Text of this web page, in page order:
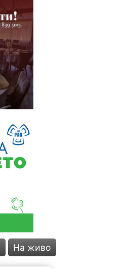
На живо